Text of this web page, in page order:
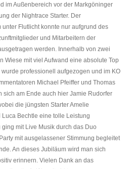
im Außenbereich vor der Markgöninger
der Nightrace Starter. Der
Flutlicht konnte nur aufgrund des
und Mitarbeitern der
werden. Innerhalb von zwei
Wiese mit viel Aufwand eine absolute Top
professionell aufgezogen und im KO
Michael Pfeiffer und Thomas
sich am Ende auch hier Jamie Rudorfer
die jüngsten Starter Amelie
Bechtle eine tolle Leistung
mit Live Musik durch das Duo
mit ausgelassener Stimmung begleitet
An dieses Jubiläum wird man sich
erinnern. Vielen Dank an das